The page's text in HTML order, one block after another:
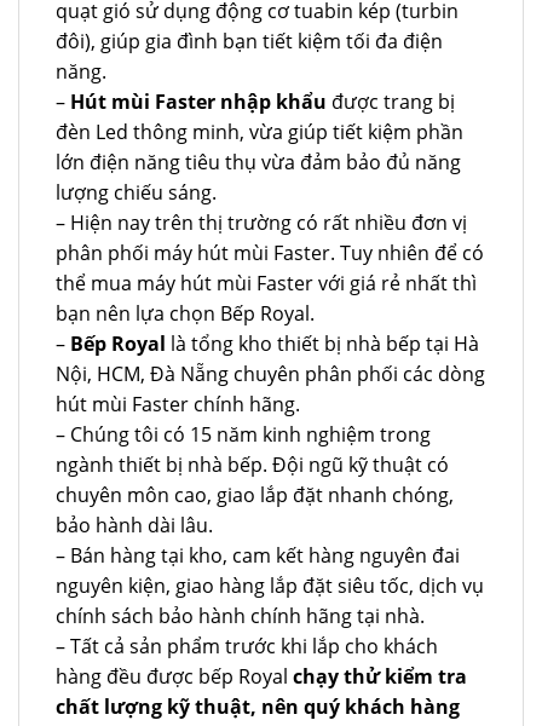
quạt gió sử dụng động cơ tuabin kép (turbin
đôi), giúp gia đình bạn tiết kiệm tối đa điện
năng.
– Hút mùi Faster nhập khẩu được trang bị
đèn Led thông minh, vừa giúp tiết kiệm phần
lớn điện năng tiêu thụ vừa đảm bảo đủ năng
lượng chiếu sáng.
– Hiện nay trên thị trường có rất nhiều đơn vị
phân phối máy hút mùi Faster. Tuy nhiên để có
thể mua máy hút mùi Faster với giá rẻ nhất thì
bạn nên lựa chọn Bếp Royal.
– Bếp Royal là tổng kho thiết bị nhà bếp tại Hà
Nội, HCM, Đà Nẵng chuyên phân phối các dòng
hút mùi Faster chính hãng.
– Chúng tôi có 15 năm kinh nghiệm trong
ngành thiết bị nhà bếp. Đội ngũ kỹ thuật có
chuyên môn cao, giao lắp đặt nhanh chóng,
bảo hành dài lâu.
– Bán hàng tại kho, cam kết hàng nguyên đai
nguyên kiện, giao hàng lắp đặt siêu tốc, dịch vụ
chính sách bảo hành chính hãng tại nhà.
– Tất cả sản phẩm trước khi lắp cho khách
hàng đều được bếp Royal chạy thử kiểm tra
chất lượng kỹ thuật, nên quý khách hàng